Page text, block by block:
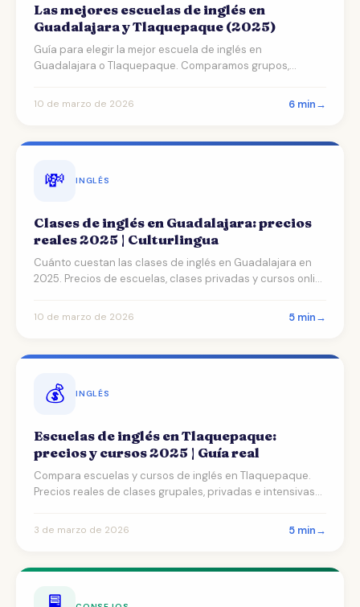
Las mejores escuelas de inglés en
Guadalajara y Tlaquepaque (2025)
Guía para elegir la mejor escuela de inglés en
Guadalajara o Tlaquepaque. Comparamos grupos,
10 de marzo de 2026 6 min→
💸 INGLÉS
Clases de inglés en Guadalajara: precios
reales 2025 | Culturlingua
Cuánto cuestan las clases de inglés en Guadalajara en
2025. Precios de escuelas, clases privadas y cursos onli…
10 de marzo de 2026 5 min→
💰 INGLÉS
Escuelas de inglés en Tlaquepaque:
precios y cursos 2025 | Guía real
Compara escuelas y cursos de inglés en Tlaquepaque.
Precios reales de clases grupales, privadas e intensivas
3 de marzo de 2026 5 min→